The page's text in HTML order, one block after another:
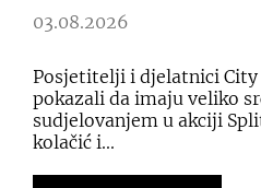
03.08.2026
Posjetitelji i djelatnici City
pokazali da imaju veliko
sudjelovanjem u akciji
kolačić i...